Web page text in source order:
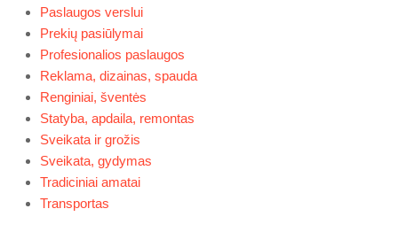
Paslaugos verslui
Prekių pasiūlymai
Profesionalios paslaugos
Reklama, dizainas, spauda
Renginiai, šventės
Statyba, apdaila, remontas
Sveikata ir grožis
Sveikata, gydymas
Tradiciniai amatai
Transportas